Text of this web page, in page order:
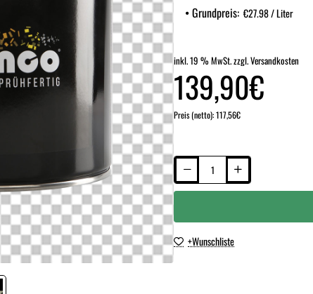
Grundpreis: €27.98 / Liter
inkl. 19 % MwSt. zzgl. Versandkosten
139,90€
Preis (netto): 117,56€
+Wunschliste